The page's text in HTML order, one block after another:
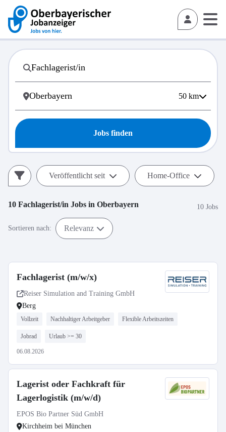
50 km
Jobs finden
Veröffentlicht seit Home-Office
10 Fachlagerist/in Jobs in Oberbayern 10 Jobs
Sortieren nach: Relevanz
Fachlagerist (m/w/x)
Reiser Simulation and Training GmbH
Berg
Vollzeit Nachhaltiger Arbeitgeber Flexible Arbeitszeiten
Jobrad Urlaub >= 30
06.08.2026
Lagerist oder Fachkraft für
Lagerlogistik (m/w/d)
EPOS Bio Partner Süd GmbH
Kirchheim bei München